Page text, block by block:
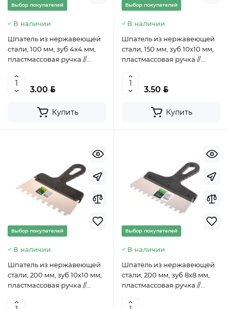
Выбор покупателей
В наличии
Шпатель из нержавеющей
стали, 100 мм, зуб 4х4 мм,
пластмассовая ручка //
3.00 BYN
Купить
Выбор покупателей
В наличии
Шпатель из нержавеющей
стали, 150 мм, зуб 10х10 мм,
пластмассовая ручка //
3.50 BYN
Купить
Выбор покупателей
В наличии
Шпатель из нержавеющей
стали, 200 мм, зуб 10х10 мм,
пластмассовая ручка //
Выбор покупателей
В наличии
Шпатель из нержавеющей
стали, 200 мм, зуб 8х8 мм,
пластмассовая ручка //